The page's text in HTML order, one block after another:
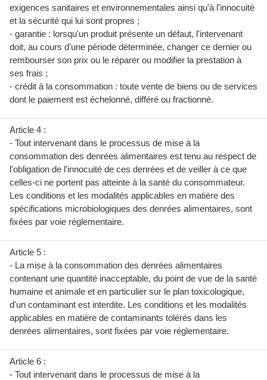
exigences sanitaires et environnementales ainsi qu'à l'innocuité
et la sécurité qui lui sont propres ;
- garantie : lorsqu'un produit présente un défaut, l'intervenant
doit, au cours d'une période déterminée, changer ce dernier ou
rembourser son prix ou le réparer ou modifier la prestation à
ses frais ;
- crédit à la consommation : toute vente de biens ou de services
dont le paiement est échelonné, différé ou fractionné.
Article 4 :
- Tout intervenant dans le processus de mise à la
consommation des denrées alimentaires est tenu au respect de
l'obligation de l'innocuité de ces denrées et de veiller à ce que
celles-ci ne portent pas atteinte à la santé du consommateur.
Les conditions et les modalités applicables en matière des
spécifications microbiologiques des denrées alimentaires, sont
fixées par voie réglementaire.
Article 5 :
- La mise à la consommation des denrées alimentaires
contenant une quantité inacceptable, du point de vue de la santé
humaine et animale et en particulier sur le plan toxicologique,
d'un contaminant est interdite. Les conditions et les modalités
applicables en matière de contaminants tolérés dans les
denrées alimentaires, sont fixées par voie réglementaire.
Article 6 :
- Tout intervenant dans le processus de mise à la